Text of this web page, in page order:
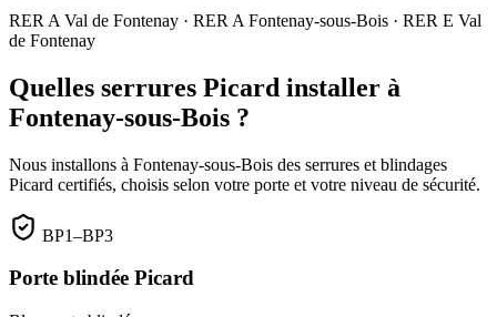
RER A Val de Fontenay · RER A Fontenay-sous-Bois · RER E Val
de Fontenay
Quelles serrures Picard installer à
Fontenay-sous-Bois ?
Nous installons à Fontenay-sous-Bois des serrures et blindages
Picard certifiés, choisis selon votre porte et votre niveau de sécurité.
BP1–BP3
Porte blindée Picard